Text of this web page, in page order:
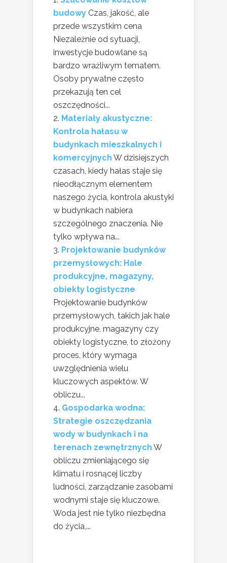
budowy Czas, jakość, ale
przede wszystkim cena
Niezależnie od sytuacji,
inwestycje budowlane są
bardzo wrażliwym tematem.
Osoby prywatne często
przekazują ten cel
oszczędności...
Materiały akustyczne:
Kontrola hałasu w
budynkach mieszkalnych i
komercyjnych W dzisiejszych
czasach, kiedy hałas staje się
nieodłącznym elementem
naszego życia, kontrola akustyki
w budynkach nabiera
szczególnego znaczenia. Nie
tylko wpływa na...
Projektowanie budynków
przemysłowych: Hale
produkcyjne, magazyny,
obiekty logistyczne
Projektowanie budynków
przemysłowych, takich jak hale
produkcyjne, magazyny czy
obiekty logistyczne, to złożony
proces, który wymaga
uwzględnienia wielu
kluczowych aspektów. W
obliczu...
Gospodarka wodna:
Strategie oszczędzania
wody w budynkach i na
terenach zewnętrznych W
obliczu zmieniającego się
klimatu i rosnącej liczby
ludności, zarządzanie zasobami
wodnymi staje się kluczowe.
Woda jest nie tylko niezbędna
do życia,...